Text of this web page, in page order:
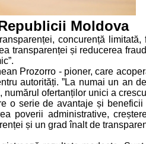
Moldova
concurență
transparenței și reducerea
Prozorro - pioner, care
autorități. ”La numai un an
ofertanților unici a
serie de avantaje și
poverii administrative,
și un grad înalt de